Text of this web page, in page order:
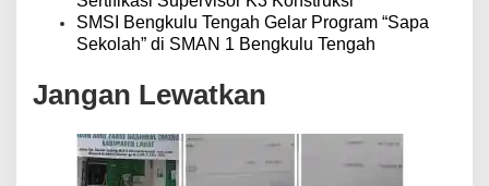
SMSI Bengkulu Tengah Gelar Program “Sapa
Sekolah” di SMAN 1 Bengkulu Tengah
Jangan Lewatkan